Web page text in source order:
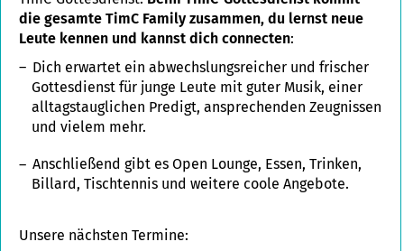
die gesamte TimC Family zusammen, du lernst neue
Leute kennen und kannst dich connecten:
Dich erwartet ein abwechslungsreicher und frischer
Gottesdienst für junge Leute mit guter Musik, einer
alltagstauglichen Predigt, ansprechenden Zeugnissen
und vielem mehr.
Anschließend gibt es Open Lounge, Essen, Trinken,
Billard, Tischtennis und weitere coole Angebote.
Unsere nächsten Termine: